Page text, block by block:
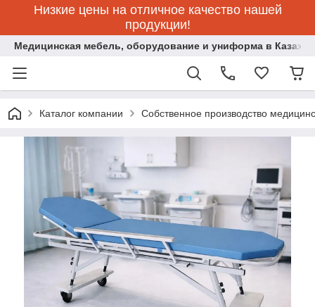
Низкие цены на отличное качество нашей
продукции!
Медицинская мебель, оборудование и униформа в
Каталог компании Собственное производство